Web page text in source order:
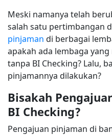
Meski namanya telah
salah satu pertimbangan
pinjaman di berbagai
apakah ada lembaga
tanpa BI Checking? Lalu,
pinjamannya dilakukan?
Bisakah
BI Checking?
Pengajuan pinjaman di